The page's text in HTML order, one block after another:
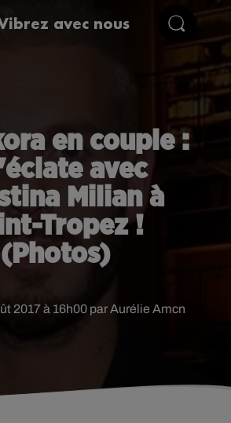
avec nous
en couple :
avec
Milian à
Tropez !
(Photos)
2017 à 16h00 par Aurélie Amcn